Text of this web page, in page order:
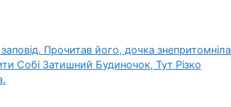
Прочитав його, дочка знепритомніла
Собі Затишний Будиночок, Тут Різко